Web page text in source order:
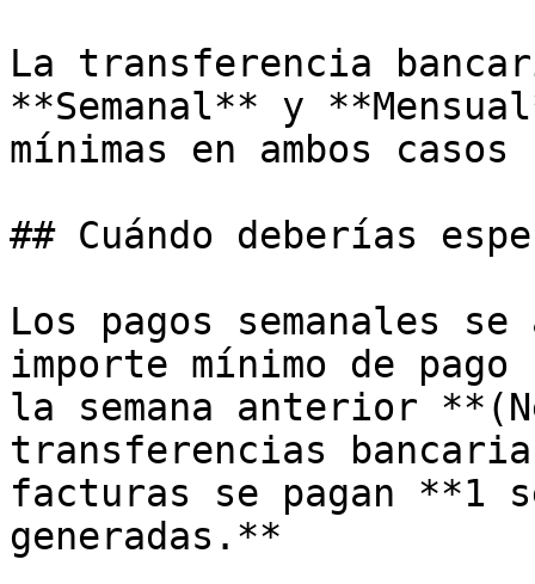
La transferencia
**Semanal** y
mínimas en ambos
## Cuándo deberías
Los pagos semanales
importe mínimo de
la semana anterior
transferencias
facturas se pagan **1
generadas.**